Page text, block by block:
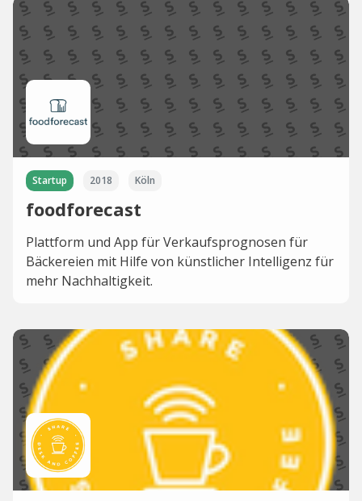
Startup 2018 Köln
foodforecast
Plattform und App für Verkaufsprognosen für
Bäckereien mit Hilfe von künstlicher Intelligenz für
mehr Nachhaltigkeit.